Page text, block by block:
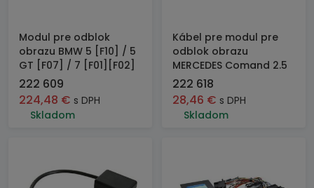
Modul pre odblok
obrazu BMW 5 [F10] / 5
GT [F07] / 7 [F01][F02]
222 609
224,48 € s DPH
Skladom
Kábel pre modul pre
odblok obrazu
MERCEDES Comand 2.5
222 618
28,46 € s DPH
Skladom